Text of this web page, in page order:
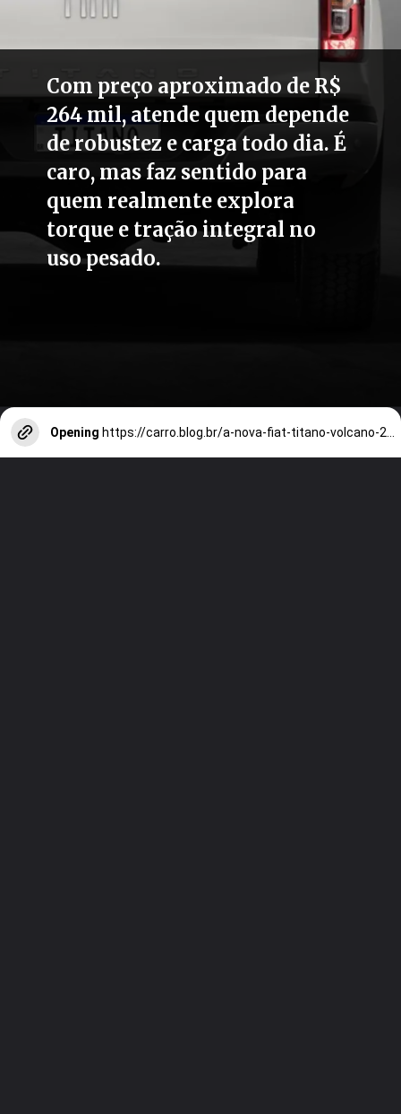
Com preço aproximado de R$
264 mil, atende quem depende
de robustez e carga todo dia. É
caro, mas faz sentido para
quem realmente explora
torque e tração integral no
uso pesado.
Opening